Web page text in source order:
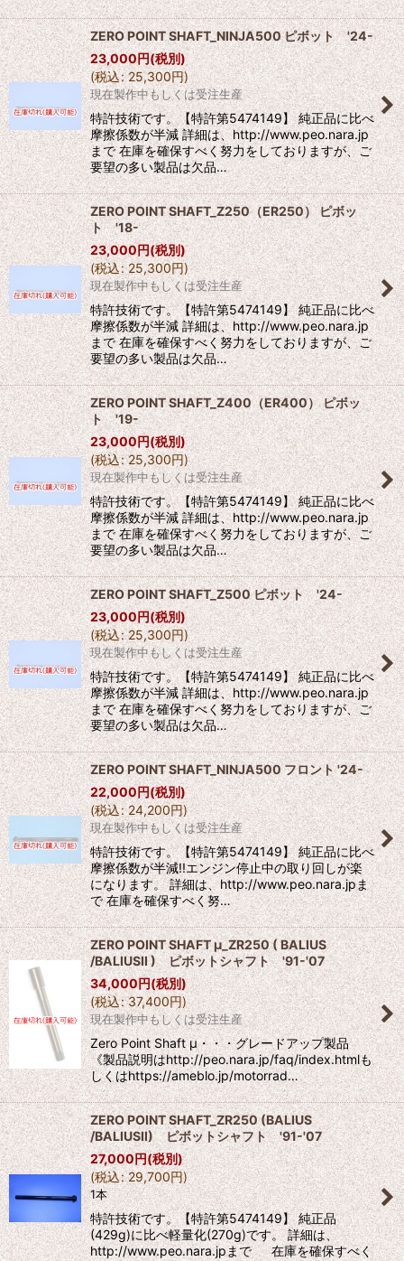
ZERO POINT SHAFT_NINJA500 ピボット '24-
23,000円(税別)
(税込: 25,300円)
現在製作中もしくは受注生産
特許技術です。【特許第5474149】 純正品に比べ
摩擦係数が半減 詳細は、http://www.peo.nara.jp
まで 在庫を確保すべく努力をしておりますが、ご
要望の多い製品は欠品…
ZERO POINT SHAFT_Z250（ER250） ピボッ
ト '18-
23,000円(税別)
(税込: 25,300円)
現在製作中もしくは受注生産
特許技術です。【特許第5474149】 純正品に比べ
摩擦係数が半減 詳細は、http://www.peo.nara.jp
まで 在庫を確保すべく努力をしておりますが、ご
要望の多い製品は欠品…
ZERO POINT SHAFT_Z400（ER400） ピボッ
ト '19-
23,000円(税別)
(税込: 25,300円)
現在製作中もしくは受注生産
特許技術です。【特許第5474149】 純正品に比べ
摩擦係数が半減 詳細は、http://www.peo.nara.jp
まで 在庫を確保すべく努力をしておりますが、ご
要望の多い製品は欠品…
ZERO POINT SHAFT_Z500 ピボット '24-
23,000円(税別)
(税込: 25,300円)
現在製作中もしくは受注生産
特許技術です。【特許第5474149】 純正品に比べ
摩擦係数が半減 詳細は、http://www.peo.nara.jp
まで 在庫を確保すべく努力をしておりますが、ご
要望の多い製品は欠品…
ZERO POINT SHAFT_NINJA500 フロント '24-
22,000円(税別)
(税込: 24,200円)
現在製作中もしくは受注生産
特許技術です。【特許第5474149】 純正品に比べ
摩擦係数が半減!!エンジン停止中の取り回しが楽
になります。 詳細は、http://www.peo.nara.jpま
で 在庫を確保すべく努…
ZERO POINT SHAFT μ_ZR250 ( BALIUS
/BALIUSII ) ピボットシャフト '91-'07
34,000円(税別)
(税込: 37,400円)
現在製作中もしくは受注生産
Zero Point Shaft μ・・・グレードアップ製品
《製品説明はhttp://peo.nara.jp/faq/index.htmlも
しくはhttps://ameblo.jp/motorrad…
ZERO POINT SHAFT_ZR250 (BALIUS
/BALIUSII) ピボットシャフト '91-'07
27,000円(税別)
(税込: 29,700円)
1本
特許技術です。【特許第5474149】 純正品
(429g)に比べ軽量化(270g)です。 詳細は、
http://www.peo.nara.jpまで 在庫を確保すべく